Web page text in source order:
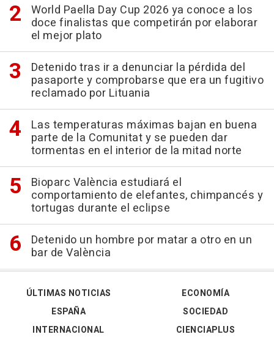
World Paella Day Cup 2026 ya conoce a los
doce finalistas que competirán por elaborar
el mejor plato
Detenido tras ir a denunciar la pérdida del
pasaporte y comprobarse que era un fugitivo
reclamado por Lituania
Las temperaturas máximas bajan en buena
parte de la Comunitat y se pueden dar
tormentas en el interior de la mitad norte
Bioparc València estudiará el
comportamiento de elefantes, chimpancés y
tortugas durante el eclipse
Detenido un hombre por matar a otro en un
bar de València
ÚLTIMAS NOTICIAS
ESPAÑA
INTERNACIONAL
ECONOMÍA
SOCIEDAD
CIENCIAPLUS